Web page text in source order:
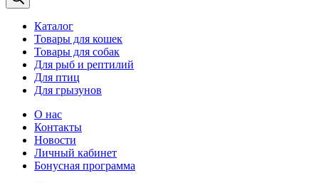
Каталог
Товары для кошек
Товары для собак
Для рыб и рептилий
Для птиц
Для грызунов
О нас
Контакты
Новости
Личный кабинет
Бонусная программа